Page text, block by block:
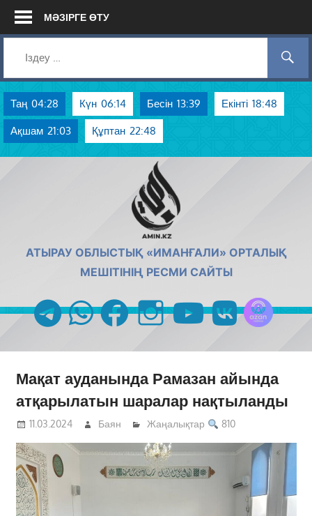
Skip
МӘЗІРГЕ ӨТУ
Таң 04:28 Күн 06:14 Бесін 13:39 Екінті 18:48
Ақшам 21:03 Құптан 22:48
АТЫРАУ ОБЛЫСТЫҚ «ИМАНҒАЛИ» ОРТАЛЫҚ
МЕШІТІНІҢ РЕСМИ САЙТЫ
telegramwhatsappfacebookinstagramyoutubevk
Мақат ауданында Рамазан айында
атқарылатын шаралар нақтыланды
11.03.2024 Баян Жаңалықтар 810